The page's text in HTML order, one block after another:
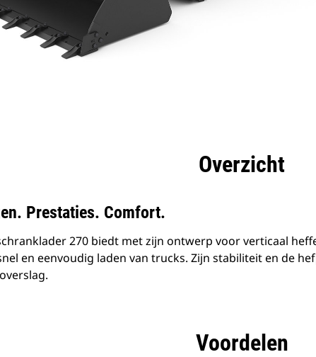
Overzicht
Prestaties. Comfort.
270 biedt met zijn ontwerp voor verticaal
en eenvoudig laden van trucks. Zijn stabiliteit en de
Voordelen